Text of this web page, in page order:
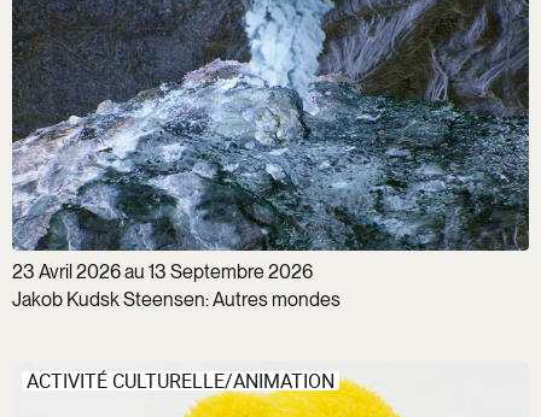
23 Avril 2026 au 13 Septembre 2026
Jakob Kudsk Steensen: Autres mondes
ACTIVITÉ CULTURELLE/ANIMATION